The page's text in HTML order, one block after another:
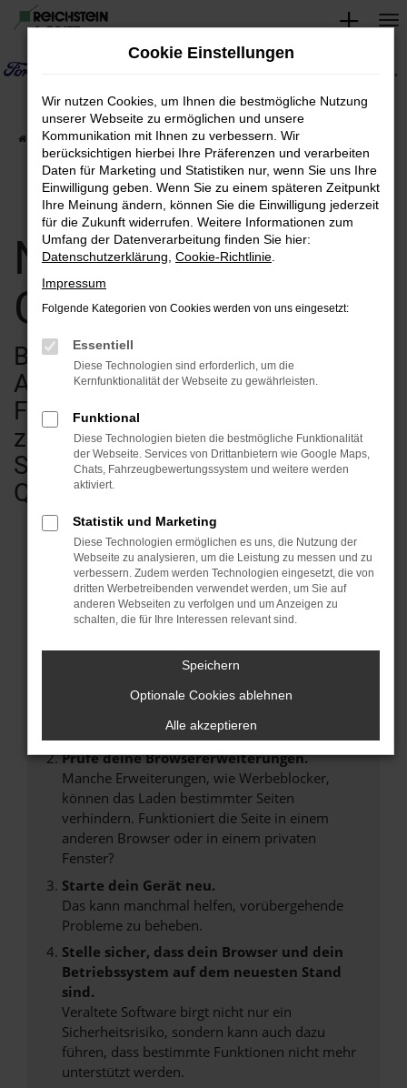
Zum
springen
Startseite Verkauf Fahrzeugsuche
Neuwagen &
Gebrauchtwagen
Bei uns finden Sie eine breite
Auswahl an verschiedenen
Fahrzeugen - vom Kleinwagen bis
zum Transporter & Wohnmobil.
Sofort verfügbar in geprüfter
Qualität.
Fehler: Network Error
Beim Laden ist ein Fehler aufgetreten.
Überprüfe deine Firewall und deine
Internetverbindung.
Prüfe deine Browsererweiterungen.
Manche Erweiterungen, wie Werbeblocker,
können das Laden bestimmter Seiten
verhindern. Funktioniert die Seite in einem
anderen Browser oder in einem privaten
Fenster?
Starte dein Gerät neu.
Das kann manchmal helfen, vorübergehende
Probleme zu beheben.
Stelle sicher, dass dein Browser und dein
Betriebssystem auf dem neuesten Stand
sind.
Veraltete Software birgt nicht nur ein
Sicherheitsrisiko, sondern kann auch dazu
führen, dass bestimmte Funktionen nicht mehr
unterstützt werden.
Cookie Einstellungen
Wir nutzen Cookies, um Ihnen die bestmögliche Nutzung
unserer Webseite zu ermöglichen und unsere
Kommunikation mit Ihnen zu verbessern. Wir
berücksichtigen hierbei Ihre Präferenzen und verarbeiten
Daten für Marketing und Statistiken nur, wenn Sie uns Ihre
Einwilligung geben. Wenn Sie zu einem späteren Zeitpunkt
Ihre Meinung ändern, können Sie die Einwilligung jederzeit
für die Zukunft widerrufen. Weitere Informationen zum
Umfang der Datenverarbeitung finden Sie hier:
Datenschutzerklärung Cookie-Richtlinie
Impressum
Folgende Kategorien von Cookies werden von uns eingesetzt:
Essentiell
Diese Technologien sind erforderlich, um die
Kernfunktionalität der Webseite zu gewährleisten.
Funktional
Diese Technologien bieten die bestmögliche Funktionalität
der Webseite. Services von Drittanbietern wie Google Maps,
Chats, Fahrzeugbewertungssystem und weitere werden
aktiviert.
Statistik und Marketing
Diese Technologien ermöglichen es uns, die Nutzung der
Webseite zu analysieren, um die Leistung zu messen und zu
verbessern. Zudem werden Technologien eingesetzt, die von
dritten Werbetreibenden verwendet werden, um Sie auf
anderen Webseiten zu verfolgen und um Anzeigen zu
schalten, die für Ihre Interessen relevant sind.
Speichern
Optionale Cookies ablehnen
Alle akzeptieren